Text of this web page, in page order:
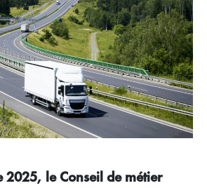
2025, le Conseil de métier